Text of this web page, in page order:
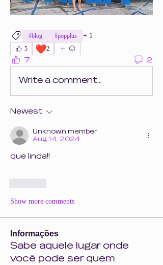
#blog #popplus + 1
5 ❤️2
7 2
Write a comment...
Newest
Unknown member
Aug 14, 2024
que linda!!
Show more comments
Informações
Sabe aquele lugar onde
você pode ser quem